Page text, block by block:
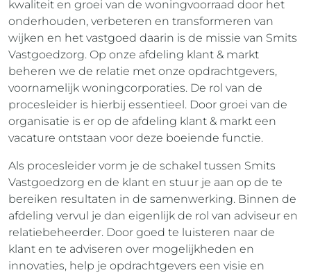
kwaliteit en groei van de woningvoorraad door het
onderhouden, verbeteren en transformeren van
wijken en het vastgoed daarin is de missie van Smits
Vastgoedzorg. Op onze afdeling klant & markt
beheren we de relatie met onze opdrachtgevers,
voornamelijk woningcorporaties. De rol van de
procesleider is hierbij essentieel. Door groei van de
organisatie is er op de afdeling klant & markt een
vacature ontstaan voor deze boeiende functie.
Als procesleider vorm je de schakel tussen Smits
Vastgoedzorg en de klant en stuur je aan op de te
bereiken resultaten in de samenwerking. Binnen de
afdeling vervul je dan eigenlijk de rol van adviseur en
relatiebeheerder. Door goed te luisteren naar de
klant en te adviseren over mogelijkheden en
innovaties, help je opdrachtgevers een visie en